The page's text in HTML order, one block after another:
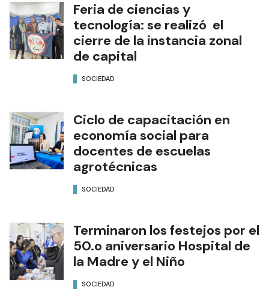
Feria de ciencias y
tecnología: se realizó el
cierre de la instancia zonal
de capital
SOCIEDAD
Ciclo de capacitación en
economía social para
docentes de escuelas
agrotécnicas
SOCIEDAD
Terminaron los festejos por el
50.o aniversario Hospital de
la Madre y el Niño
SOCIEDAD